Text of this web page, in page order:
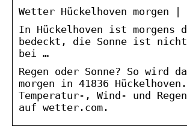
Wetter Hückelhoven morgen |
In Hückelhoven ist morgens
bedeckt, die Sonne ist nicht
bei …
Regen oder Sonne? So wird
morgen in 41836 Hückelhoven.
Temperatur-, Wind- und
auf wetter.com.